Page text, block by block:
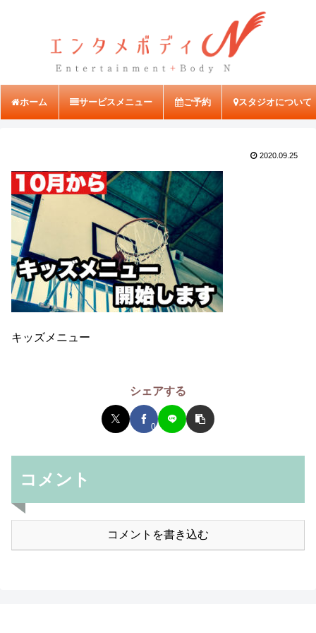
ホーム サービスメニュー ご予約 スタジオについて
2020.09.25
キッズメニュー
シェアする
0
コメント
コメントを書き込む